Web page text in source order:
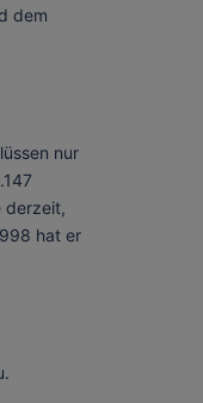
dem
nur
derzeit,
hat er